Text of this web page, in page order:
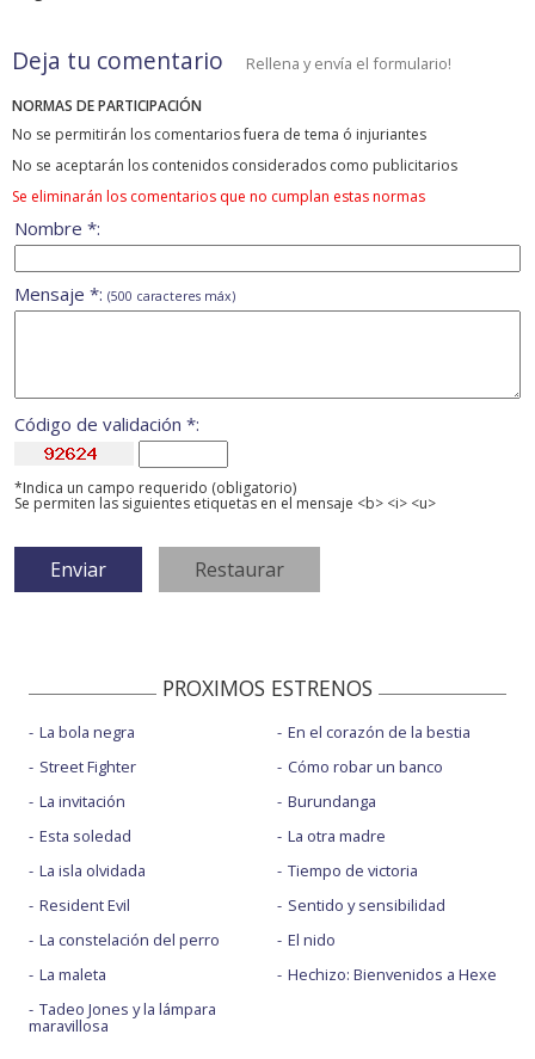
Deja tu comentario Rellena y envía el formulario!
NORMAS DE PARTICIPACIÓN
No se permitirán los comentarios fuera de tema ó injuriantes
No se aceptarán los contenidos considerados como publicitarios
Se eliminarán los comentarios que no cumplan estas normas
Nombre *:
Mensaje *: (500 caracteres máx)
Código de validación *:
*Indica un campo requerido (obligatorio)
Se permiten las siguientes etiquetas en el mensaje <b> <i> <u>
PROXIMOS ESTRENOS
La bola negra
Street Fighter
La invitación
Esta soledad
La isla olvidada
Resident Evil
La constelación del perro
La maleta
Tadeo Jones y la lámpara
maravillosa
En el corazón de la bestia
Cómo robar un banco
Burundanga
La otra madre
Tiempo de victoria
Sentido y sensibilidad
El nido
Hechizo: Bienvenidos a Hexe